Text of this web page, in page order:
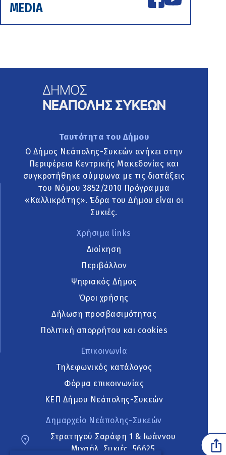
MEDIA
Ταυτότητα του Δήμου
Ο Δήμος Νεάπολης-Συκεών ανήκει στην
Περιφέρεια Κεντρικής Μακεδονίας και
συγκροτήθηκε σύμφωνα με τις διατάξεις
του Νόμου 3852/2010 Πρόγραμμα
«Καλλικράτης». Έδρα του Δήμου είναι οι
Συκιές.
Χρήσιμα links
Διοίκηση
Περιβάλλον
Ψηφιακός Δήμος
Όροι χρήσης
Δήλωση προσβασιμότητας
Πολιτική απορρήτου και cookies
Επικοινωνία
Τηλεφωνικός κατάλογος
Φόρμα επικοινωνίας
ΚΕΠ Δήμου Νεάπολης-Συκεών
Δημαρχείο Νεάπολης-Συκεών
Στρατηγού Σαράφη 1 & Ιωάννου
Μιχαήλ, Συκιές, 56625